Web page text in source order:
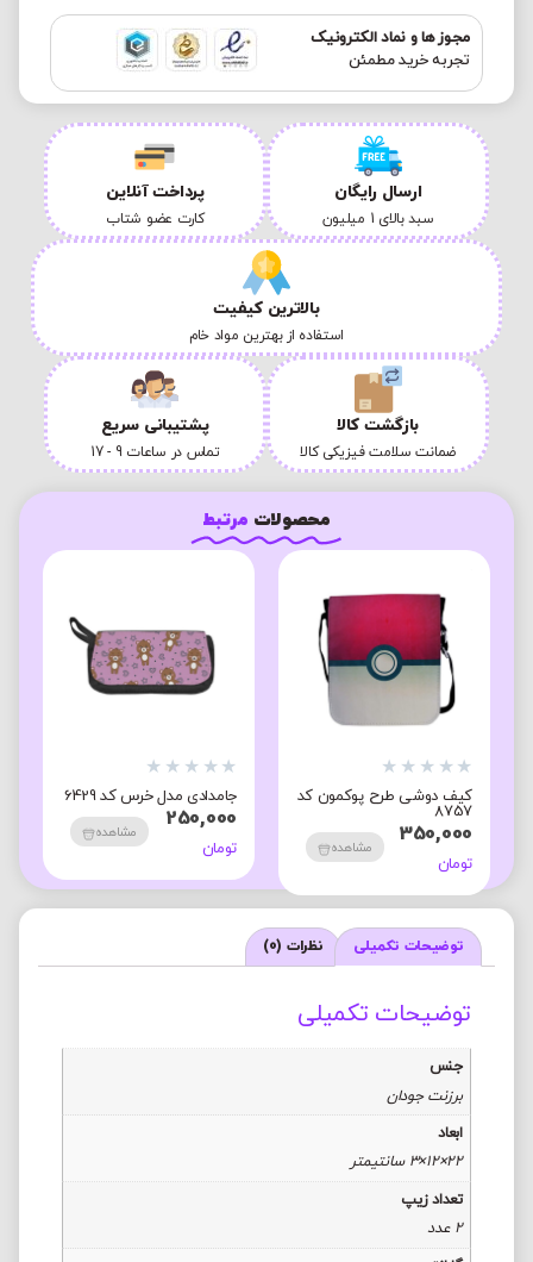
مجوز ها و نماد الکترونیک
تجربه خرید مطمئن
ارسال رایگان
سبد بالای 1 میلیون
پرداخت آنلاین
کارت عضو شتاب
بالاترین کیفیت
استفاده از بهترین مواد خام
بازگشت کالا
ضمانت سلامت فیزیکی کالا
پشتیبانی سریع
تماس در ساعات 9 - 17
محصولات مرتبط
★
★
★
★
★
کیف دوشی طرح پوکمون کد
8757
350,000
تومان
مشاهده
★
★
★
★
★
جامدادی مدل خرس کد 6429
250,000
تومان
مشاهده
توضیحات تکمیلی نظرات (0)
توضیحات تکمیلی
جنس
برزنت جودان
ابعاد
22×12×3 سانتیمتر
تعداد زیپ
2 عدد